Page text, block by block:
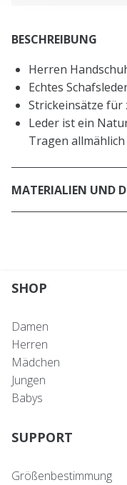
BESCHREIBUNG
Herren
Echtes
Strickeinsätze für
Leder ist ein
Tragen
MATERIALIEN UND
SHOP
Damen
Herren
Mädchen
Jungen
Babys
SUPPORT
Größenbestimmung